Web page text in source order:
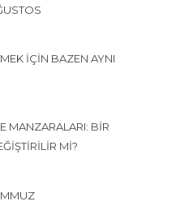
İÇIN BAZEN AYNI
MANZARALARI: BIR
MI?